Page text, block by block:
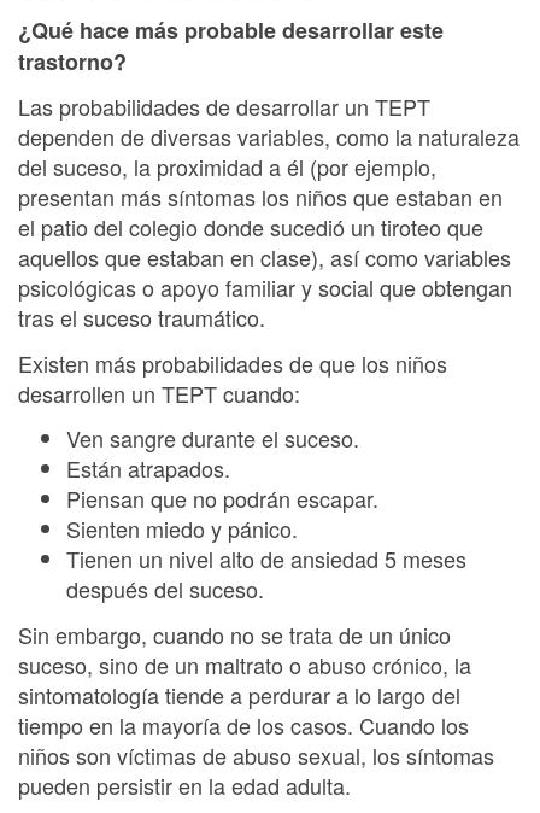
¿Qué hace más probable desarrollar este
trastorno?
Las probabilidades de desarrollar un TEPT
dependen de diversas variables, como la naturaleza
del suceso, la proximidad a él (por ejemplo,
presentan más síntomas los niños que estaban en
el patio del colegio donde sucedió un tiroteo que
aquellos que estaban en clase), así como variables
psicológicas o apoyo familiar y social que obtengan
tras el suceso traumático.
Existen más probabilidades de que los niños
desarrollen un TEPT cuando:
Ven sangre durante el suceso.
Están atrapados.
Piensan que no podrán escapar.
Sienten miedo y pánico.
Tienen un nivel alto de ansiedad 5 meses
después del suceso.
Sin embargo, cuando no se trata de un único
suceso, sino de un maltrato o abuso crónico, la
sintomatología tiende a perdurar a lo largo del
tiempo en la mayoría de los casos. Cuando los
niños son víctimas de abuso sexual, los síntomas
pueden persistir en la edad adulta.